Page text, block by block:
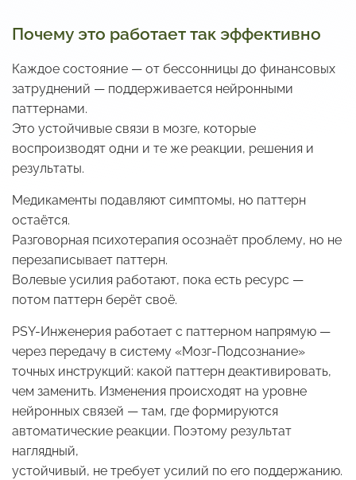
Почему это работает так эффективно
Каждое состояние — от бессонницы до финансовых
затруднений — поддерживается нейронными
паттернами.
Это устойчивые связи в мозге, которые
воспроизводят одни и те же реакции, решения и
результаты.
Медикаменты подавляют симптомы, но паттерн
остаётся.
Разговорная психотерапия осознаёт проблему, но не
перезаписывает паттерн.
Волевые усилия работают, пока есть ресурс —
потом паттерн берёт своё.
PSY-Инженерия работает с паттерном напрямую —
через передачу в систему «Мозг-Подсознание»
точных инструкций: какой паттерн деактивировать,
чем заменить. Изменения происходят на уровне
нейронных связей — там, где формируются
автоматические реакции. Поэтому результат
наглядный,
устойчивый, не требует усилий по его поддержанию.